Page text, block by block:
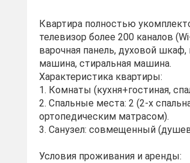
Квартира полностью
телевизор более 200 каналов
варочная панель, духовой
машина, стиральная машина.
Характеристика квартиры:
1. Комнаты (кухня+гостиная,
2. Спальные места: 2 (2-х
ортопедическим матрасом).
3. Санузел: совмещенный
Условия проживания и аренды: